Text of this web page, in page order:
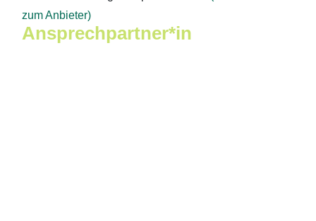
zum Anbieter)
Ansprechpartner*in